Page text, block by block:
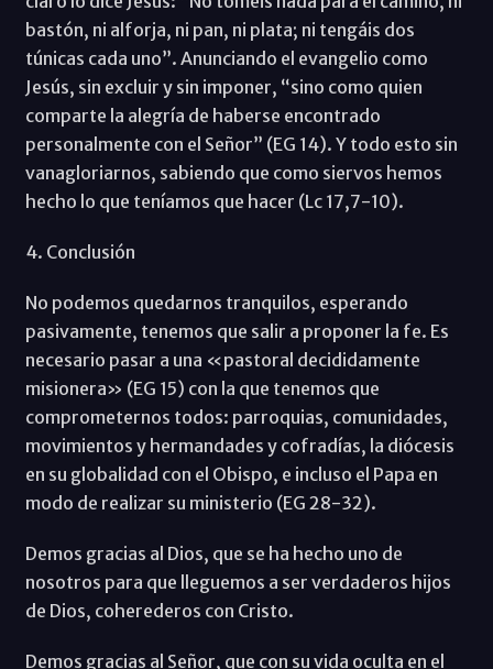
bastón, ni alforja, ni pan, ni plata; ni tengáis dos
túnicas cada uno”. Anunciando el evangelio como
Jesús, sin excluir y sin imponer, “sino como quien
comparte la alegría de haberse encontrado
personalmente con el Señor” (EG 14). Y todo esto sin
vanagloriarnos, sabiendo que como siervos hemos
hecho lo que teníamos que hacer (Lc 17,7-10).
4. Conclusión
No podemos quedarnos tranquilos, esperando
pasivamente, tenemos que salir a proponer la fe. Es
necesario pasar a una «pastoral decididamente
misionera» (EG 15) con la que tenemos que
comprometernos todos: parroquias, comunidades,
movimientos y hermandades y cofradías, la diócesis
en su globalidad con el Obispo, e incluso el Papa en
modo de realizar su ministerio (EG 28-32).
Demos gracias al Dios, que se ha hecho uno de
nosotros para que lleguemos a ser verdaderos hijos
de Dios, coherederos con Cristo.
Demos gracias al Señor, que con su vida oculta en el